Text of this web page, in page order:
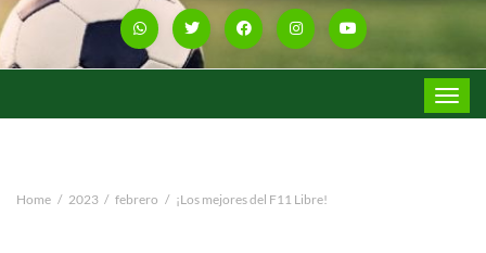
Toggle
Home 2023 febrero ¡Los mejores del F11 Libre!